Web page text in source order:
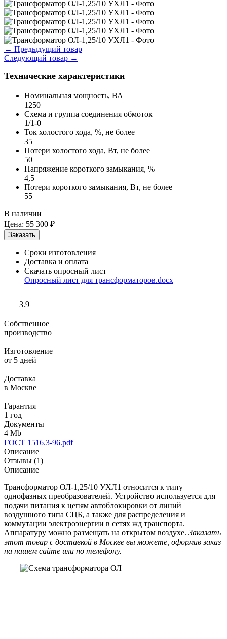
← Предыдущий товар
Следующий товар →
Технические характеристики
Номинальная мощность, ВА
1250
Схема и группа соединения обмоток
1/1-0
Ток холостого хода, %, не более
35
Потери холостого хода, Вт, не более
50
Напряжение короткого замыкания, %
4,5
Потери короткого замыкания, Вт, не более
55
В наличии
Цена: 55 300 ₽
Сроки изготовления
Доставка и оплата
Скачать опросный лист
Опросный лист для трансформаторов.docx
3.9
Собственное
производство
Изготовление
от 5 дней
Доставка
в Москве
Гарантия
1 год
Документы
4 Mb
ГОСТ 1516.3-96.pdf
Описание
Отзывы (1)
Описание
Трансформатор ОЛ-1,25/10 УХЛ1 относится к типу
однофазных преобразователей. Устройство используется для
подачи питания к цепям автоблокировки от линий
воздушного типа СЦБ, а также для распределения и
коммутации электроэнергии в сетях жд транспорта.
Аппаратуру можно размещать на открытом воздухе. Заказать
этот товар с доставкой в Москве вы можете, оформив заказ
на нашем сайте или по телефону.